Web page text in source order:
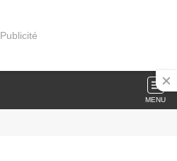
Publicité
MENU